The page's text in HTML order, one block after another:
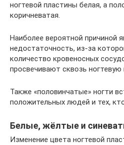
ногтевой пластины белая, а
коричневатая.
Наиболее вероятной причиной
недостаточность, из-за
количество кровеносных
просвечивают сквозь ногтевую
Также «половинчатые» ногти
положительных людей и тех,
Белые, жёлтые и
Изменение цвета ногтевой